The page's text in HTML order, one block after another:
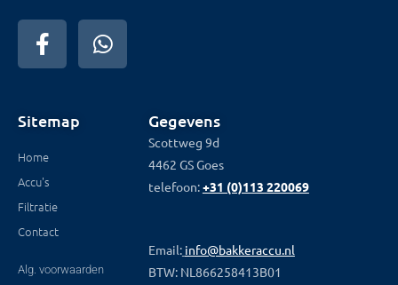
Sitemap
Home
Accu's
Filtratie
Contact
Alg. voorwaarden
Gegevens
Scottweg 9d
4462 GS Goes
telefoon:+31 (0)113 220069
Email: info@bakkeraccu.nl
BTW: NL866258413B01